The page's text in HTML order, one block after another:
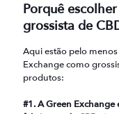
Porquê
grossista de
Aqui estão pelo
Exchange como
produtos:
#1. A Green